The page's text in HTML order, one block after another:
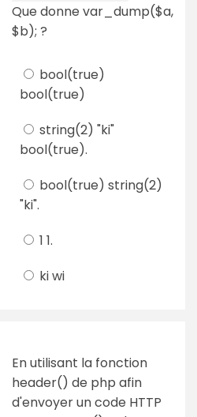
Que donne var_dump($a,
$b); ?
bool(true)
bool(true)
string(2) "ki"
bool(true).
bool(true) string(2)
"ki".
1 1.
ki wi
En utilisant la fonction
header() de php afin
d'envoyer un code HTTP